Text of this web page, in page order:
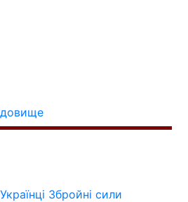
Українці Збройні сили